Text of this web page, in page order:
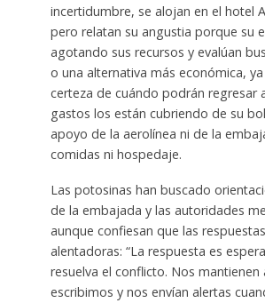
incertidumbre, se alojan en el hotel
pero relatan su angustia porque su
agotando sus recursos y evalúan
o una alternativa más económica,
certeza de cuándo podrán regresar
gastos los están cubriendo de su
apoyo de la aerolínea ni de la
comidas ni hospedaje.
Las potosinas han buscado
de la embajada y las autoridades
aunque confiesan que las
alentadoras: “La respuesta es
resuelva el conflicto. Nos mantienen
escribimos y nos envían alertas